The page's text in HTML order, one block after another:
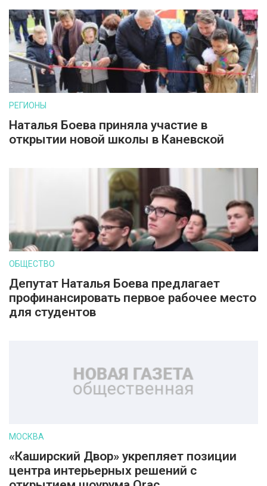
РЕГИОНЫ
Наталья Боева приняла участие в
открытии новой школы в Каневской
ОБЩЕСТВО
Депутат Наталья Боева предлагает
профинансировать первое рабочее место
для студентов
МОСКВА
«Каширский Двор» укрепляет позиции
центра интерьерных решений с